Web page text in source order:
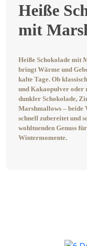
Heiße
mit
Heiße Schokolade mit
bringt Wärme und
kalte Tage. Ob
und Kakaopulver
dunkler Schokolade,
Marshmallows – beide
schnell zubereitet und
wohltuenden Genuss
Wintermomente.